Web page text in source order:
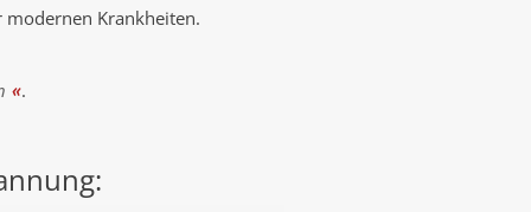
modernen Krankheiten.
.